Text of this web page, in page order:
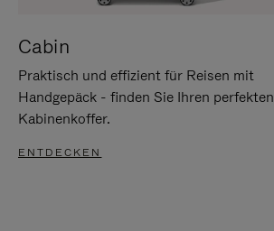
Cabin
Praktisch und effizient für Reisen mit
Handgepäck - finden Sie Ihren perfekten
Kabinenkoffer.
ENTDECKEN